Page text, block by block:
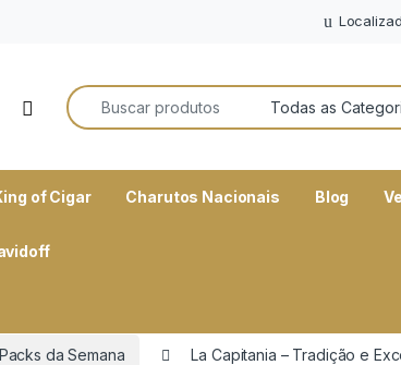
Open
Search for:
of Cigar Charutos Nacionais Blog
Packs da Semana La Capitania – Tradição e